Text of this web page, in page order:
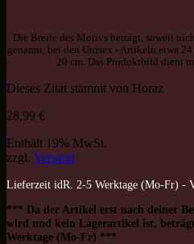
Die Breite des Motivs beträgt, soweit
genannt, bei den Unisex - Artikeln etwa
20 cm. Das Produktbild dient
Dieses Zitat stammt von Horaz
28,99 €
Enthält 19% MwSt.
zzgl. Versand
Lieferzeit idR. 2-5 Werktage (Mo-Fr) -
*** Da der Artikel erst nach deiner
wird und kein Lagerartikel ist,
Werktage (Mo-Fr) ***